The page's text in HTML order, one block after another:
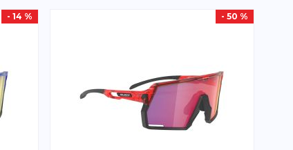
- 14 % - 50 %